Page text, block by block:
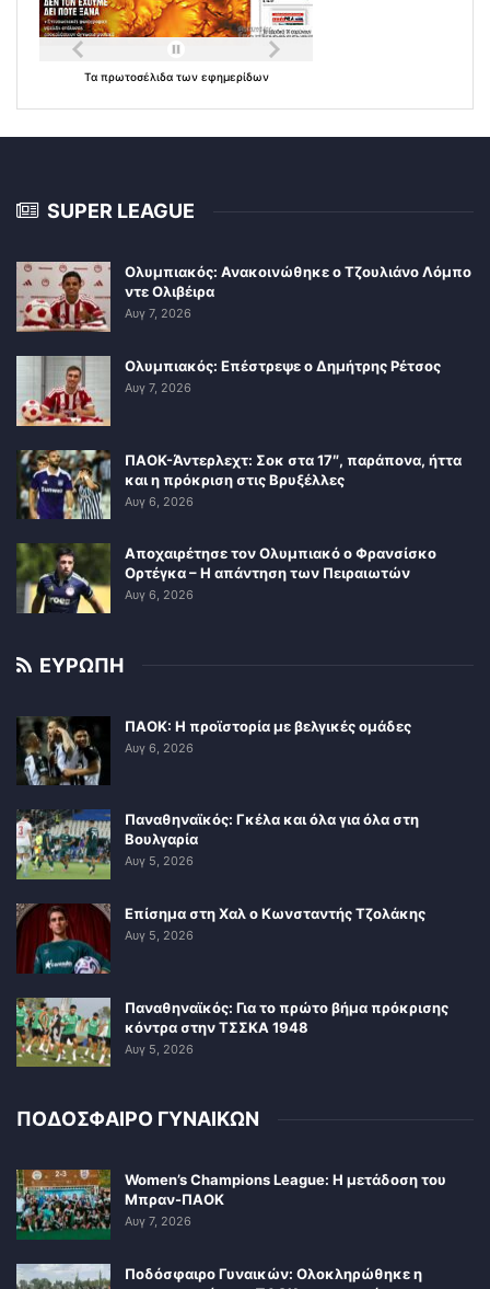
Τα πρωτοσέλιδα των εφημερίδων
SUPER LEAGUE
Ολυμπιακός: Ανακοινώθηκε ο Τζουλιάνο Λόμπο
ντε Ολιβέιρα
Αυγ 7, 2026
Ολυμπιακός: Επέστρεψε ο Δημήτρης Ρέτσος
Αυγ 7, 2026
ΠΑΟΚ-Άντερλεχτ: Σοκ στα 17″, παράπονα, ήττα
και η πρόκριση στις Βρυξέλλες
Αυγ 6, 2026
Αποχαιρέτησε τον Ολυμπιακό ο Φρανσίσκο
Ορτέγκα – Η απάντηση των Πειραιωτών
Αυγ 6, 2026
ΕΥΡΩΠΗ
ΠΑΟΚ: Η προϊστορία με βελγικές ομάδες
Αυγ 6, 2026
Παναθηναϊκός: Γκέλα και όλα για όλα στη
Βουλγαρία
Αυγ 5, 2026
Επίσημα στη Χαλ ο Κωνσταντής Τζολάκης
Αυγ 5, 2026
Παναθηναϊκός: Για το πρώτο βήμα πρόκρισης
κόντρα στην ΤΣΣΚΑ 1948
Αυγ 5, 2026
ΠΟΔΟΣΦΑΙΡΟ ΓΥΝΑΙΚΩΝ
Women’s Champions League: Η μετάδοση του
Μπραν-ΠΑΟΚ
Αυγ 7, 2026
Ποδόσφαιρο Γυναικών: Ολοκληρώθηκε η